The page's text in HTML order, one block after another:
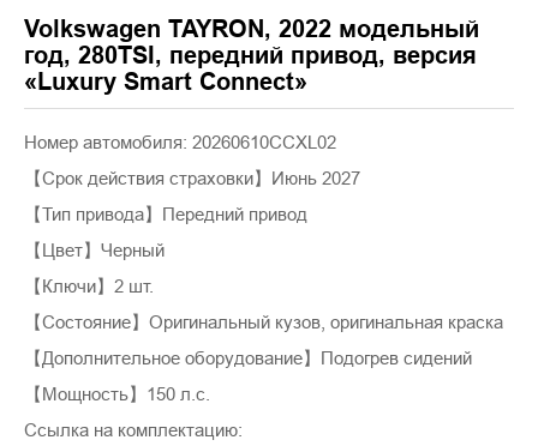
Volkswagen TAYRON, 2022 модельный
год, 280TSI, передний привод, версия
«Luxury Smart Connect»
Номер автомобиля: 20260610CCXL02
【Срок действия страховки】Июнь 2027
【Тип привода】Передний привод
【Цвет】Черный
【Ключи】2 шт.
【Состояние】Оригинальный кузов, оригинальная краска
【Дополнительное оборудование】Подогрев сидений
【Мощность】150 л.с.
Ссылка на комплектацию: